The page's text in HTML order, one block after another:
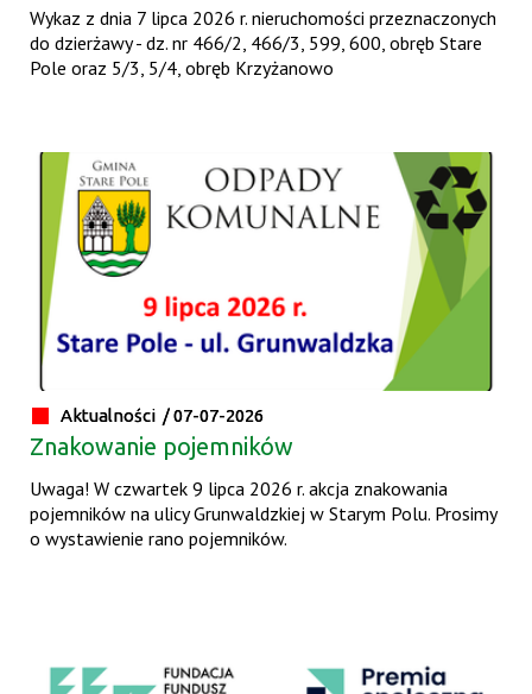
Wykaz z dnia 7 lipca 2026 r. nieruchomości przeznaczonych
do dzierżawy - dz. nr 466/2, 466/3, 599, 600, obręb Stare
Pole oraz 5/3, 5/4, obręb Krzyżanowo
Aktualności /07-07-2026
Znakowanie pojemników
Uwaga! W czwartek 9 lipca 2026 r. akcja znakowania
pojemników na ulicy Grunwaldzkiej w Starym Polu. Prosimy
o wystawienie rano pojemników.